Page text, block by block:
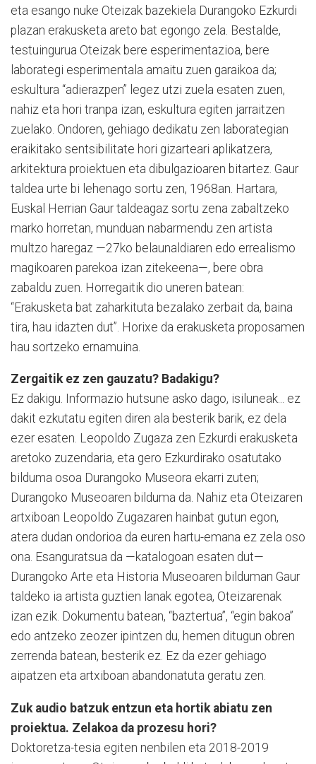
eta esango nuke Oteizak bazekiela Durangoko Ezkurdi
plazan erakusketa areto bat egongo zela. Bestalde,
testuingurua Oteizak bere esperimentazioa, bere
laborategi esperimentala amaitu zuen garaikoa da;
eskultura “adierazpen” legez utzi zuela esaten zuen,
nahiz eta hori tranpa izan, eskultura egiten jarraitzen
zuelako. Ondoren, gehiago dedikatu zen laborategian
eraikitako sentsibilitate hori gizarteari aplikatzera,
arkitektura proiektuen eta dibulgazioaren bitartez. Gaur
taldea urte bi lehenago sortu zen, 1968an. Hartara,
Euskal Herrian Gaur taldeagaz sortu zena zabaltzeko
marko horretan, munduan nabarmendu zen artista
multzo haregaz —27ko belaunaldiaren edo errealismo
magikoaren parekoa izan zitekeena—, bere obra
zabaldu zuen. Horregaitik dio uneren batean:
“Erakusketa bat zaharkituta bezalako zerbait da, baina
tira, hau idazten dut”. Horixe da erakusketa proposamen
hau sortzeko ernamuina.
Zergaitik ez zen gauzatu? Badakigu?
Ez dakigu. Informazio hutsune asko dago, isiluneak... ez
dakit ezkutatu egiten diren ala besterik barik, ez dela
ezer esaten. Leopoldo Zugaza zen Ezkurdi erakusketa
aretoko zuzendaria, eta gero Ezkurdirako osatutako
bilduma osoa Durangoko Museora ekarri zuten;
Durangoko Museoaren bilduma da. Nahiz eta Oteizaren
artxiboan Leopoldo Zugazaren hainbat gutun egon,
atera dudan ondorioa da euren hartu-emana ez zela oso
ona. Esanguratsua da —katalogoan esaten dut—
Durangoko Arte eta Historia Museoaren bilduman Gaur
taldeko ia artista guztien lanak egotea, Oteizarenak
izan ezik. Dokumentu batean, “baztertua”, “egin bakoa”
edo antzeko zeozer ipintzen du, hemen ditugun obren
zerrenda batean, besterik ez. Ez da ezer gehiago
aipatzen eta artxiboan abandonatuta geratu zen.
Zuk audio batzuk entzun eta hortik abiatu zen
proiektua. Zelakoa da prozesu hori?
Doktoretza-tesia egiten nenbilen eta 2018-2019